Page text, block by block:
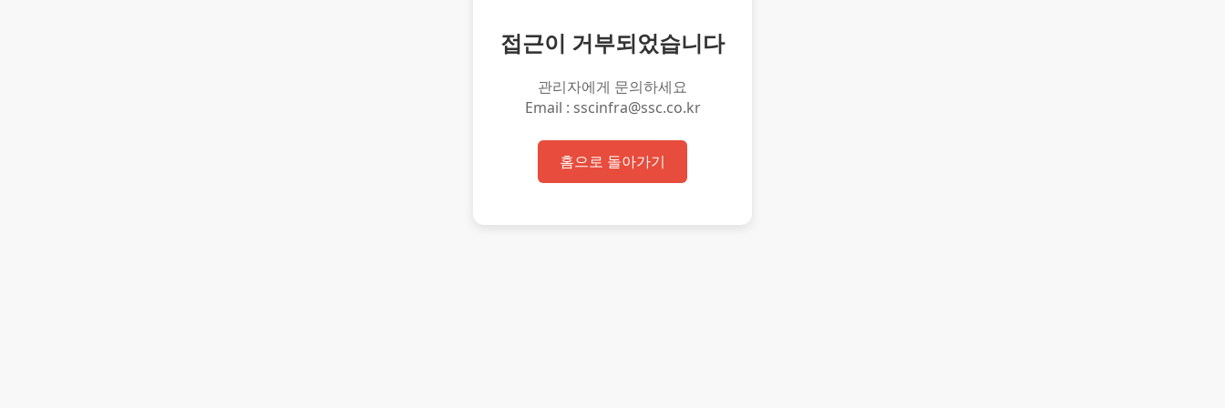
접근이 거부되었습니다
관리자에게 문의하세요
Email : sscinfra@ssc.co.kr
홈으로 돌아가기